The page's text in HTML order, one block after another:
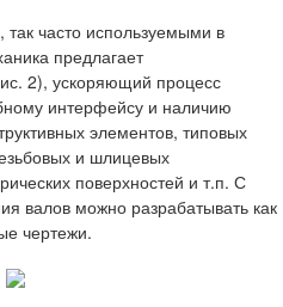
часто используемыми в
предлагает
2), ускоряющий процесс
интерфейсу и наличию
элементов, типовых
и шлицевых
поверхностей и т.п. С
валов можно разрабатывать как
чертежи.